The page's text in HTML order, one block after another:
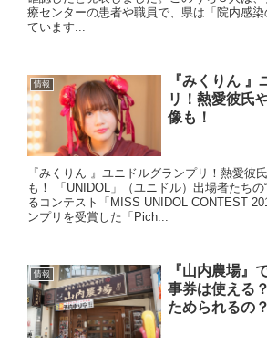
療センターの患者や職員で、県は「院内感
ています...
情報
『みくりん
リ！熱愛彼氏
像も！
『みくりん 』ユニドルグランプリ！熱愛彼
も！ 「UNIDOL」（ユニドル）出場者たちの
るコンテスト「MISS UNIDOL CONTEST
ンプリを受賞した「Pich...
情報
『山内農場』
事券は使える
ためられるの？